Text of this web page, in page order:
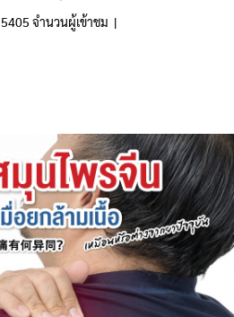
5405 จำนวนผู้เข้าชม |